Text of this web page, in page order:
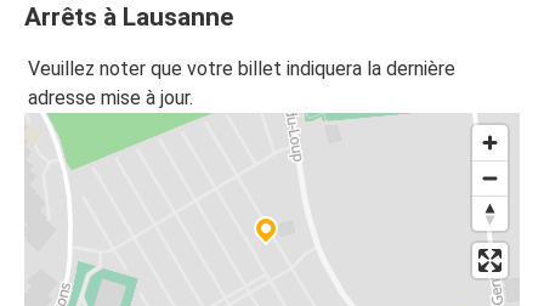
Arrêts à Lausanne
Veuillez noter que votre billet indiquera la dernière
adresse mise à jour.